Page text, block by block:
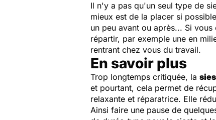
Il n'y a pas qu'un seul type de
mieux est de la placer si
un peu avant ou après... Si
répartir, par exemple une en
rentrant chez vous du travail.
En savoir plus
Trop longtemps critiquée, la
et pourtant, cela permet de
relaxante et réparatrice. Elle
Ainsi faire une pause de